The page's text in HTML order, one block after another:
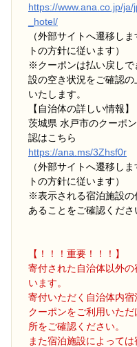
https://www.ana.co.jp/
_hotel/
（外部サイトへ遷移し
トの方針に従います）
※クーポンは払い戻しで
設の空き状況をご確認
いたします。
【自治体の詳しい情報】
茨城県 水戸市のクーポ
認はこちら
https://ana.ms/3Zhsf0r
（外部サイトへ遷移し
トの方針に従います）
※表示される宿泊施設の
あることをご確認くださ
【！！！重要！！！】
寄付された自治体以外
います。
寄付いただく自治体内
クーポンをご利用いた
所をご確認ください。
また宿泊施設によって